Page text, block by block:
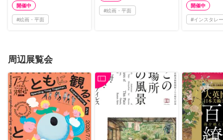
開催中
#絵画・平面
#絵画・平面
開催中
#インスタレ
周辺展覧会